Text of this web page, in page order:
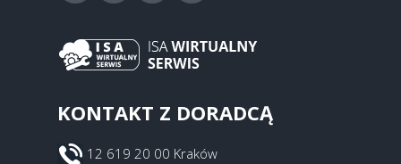
KONTAKT Z DORADCĄ
12 619 20 00 Kraków